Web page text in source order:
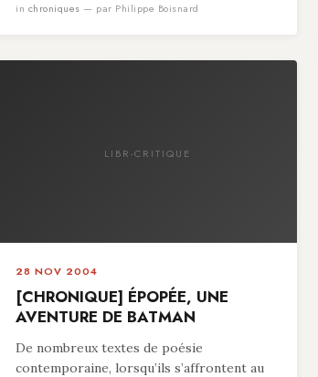
in chroniques — par Philippe Boisnard
LIBR-CRITIQUE
28 NOV 2004
[CHRONIQUE] ÉPOPÉE, UNE
AVENTURE DE BATMAN
De nombreux textes de poésie
contemporaine, lorsqu’ils s’affrontent au